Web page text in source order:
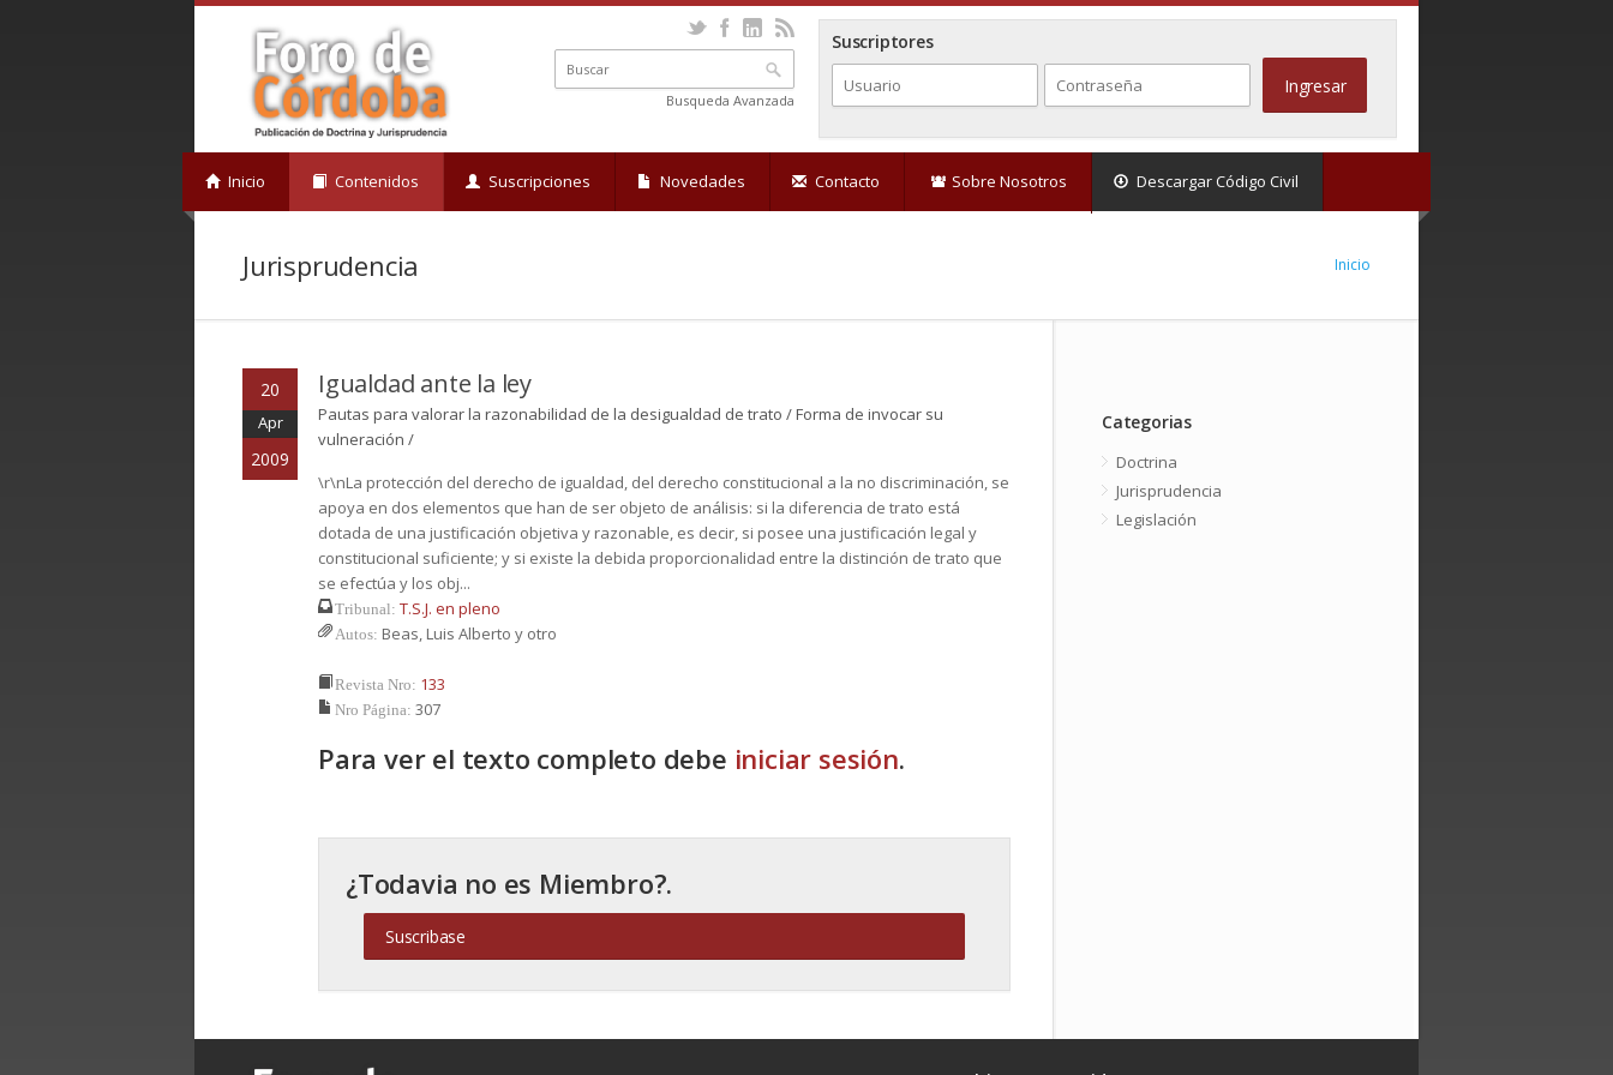
Busqueda Avanzada
Suscriptores
Inicio Contenidos Suscripciones Novedades Contacto Sobre Nosotros Descargar Código Civil
Jurisprudencia Inicio
20
Apr
2009
Igualdad ante la ley
Pautas para valorar la razonabilidad de la desigualdad de trato / Forma de invocar su
vulneración /
\r\nLa protección del derecho de igualdad, del derecho constitucional a la no discriminación, se
apoya en dos elementos que han de ser objeto de análisis: si la diferencia de trato está
dotada de una justificación objetiva y razonable, es decir, si posee una justificación legal y
constitucional suficiente; y si existe la debida proporcionalidad entre la distinción de trato que
se efectúa y los obj...
Tribunal: T.S.J. en pleno
Autos: Beas, Luis Alberto y otro
Revista Nro: 133
Nro Página: 307
Para ver el texto completo debe iniciar sesión.
¿Todavia no es Miembro?.
Suscribase
Categorias
Doctrina
Jurisprudencia
Legislación